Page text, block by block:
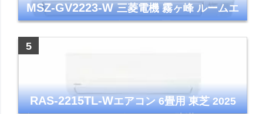
MSZ-GV2223-W三菱電機 霧ヶ峰 ルームエ
アコン GVシリーズ おもに6畳用 ピュアホワ
RAS-2215TL-Wエアコン 6畳用 東芝 2025